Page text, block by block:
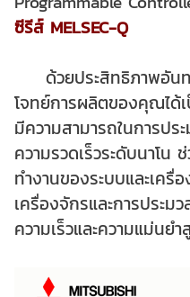
ซีรีส์ MELSEC-Q
ด้วยประสิทธิภาพอันท
โจทย์การผลิตของคุณได้
มีความสามารถในการป
ความรวดเร็วระดับนาโน
ทำงานของระบบและเครื่
เครื่องจักรและการประ
ความเร็วและความแม่นยำ